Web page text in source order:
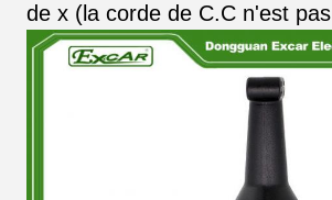
de x (la corde de C.C n'est pas